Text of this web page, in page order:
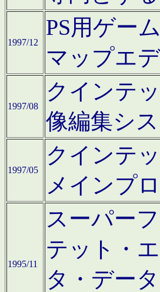
1997/12
PS用ゲー
マップエ
1997/08
クインテ
像編集シ
1997/05
クインテ
メインプ
1995/11
スーパー
テット・
タ・デー